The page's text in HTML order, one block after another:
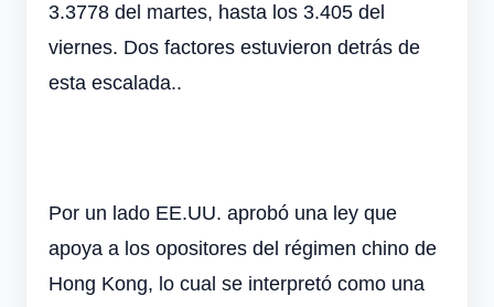
3.3778 del martes, hasta los 3.405 del
viernes. Dos factores estuvieron detrás de
esta escalada..
Por un lado EE.UU. aprobó una ley que
apoya a los opositores del régimen chino de
Hong Kong, lo cual se interpretó como una